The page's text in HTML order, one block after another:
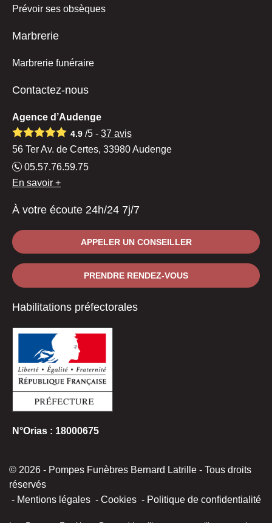
Prévoir ses obsèques
Marbrerie
Marbrerie funéraire
Contactez-nous
Agence d’Audenge
4.9 /5 - 37 avis
56 Ter Av. de Certes, 33980 Audenge
05.57.76.59.75
En savoir +
À votre écoute 24h/24 7j/7
APPELER UN CONSEILLER
PRENDRE RENDEZ-VOUS
Habilitations préfectorales
N°Orias : 18000675
© 2026 - Pompes Funèbres Bernard Latrille - Tous droits
réservés
Mentions légales
Cookies Politique de confidentialité